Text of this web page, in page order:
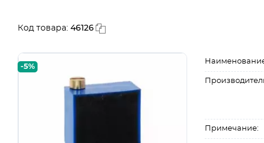
Код товара: 46126
-5%
Примечание: